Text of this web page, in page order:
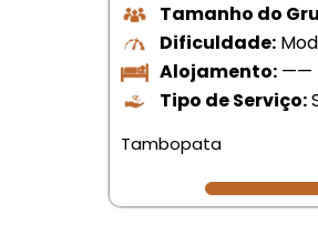
Tamanho do
Dificuldade:
Alojamento: ——
Tipo de Serviço:
Tambopata